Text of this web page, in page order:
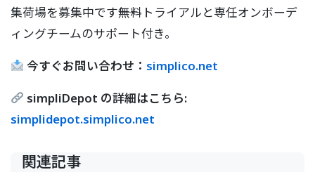
集荷場を募集中です――無料トライアルと専任オンボーデ
ィングチームのサポート付き。
今すぐお問い合わせ： simplico.net
simpliDepot の詳細はこちら:
simplidepot.simplico.net
関連記事